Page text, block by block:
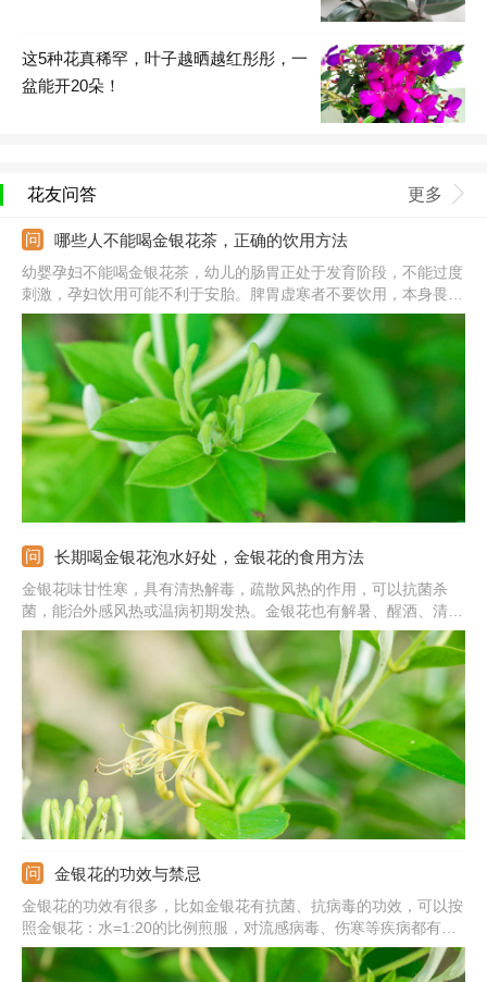
这5种花真稀罕，叶子越晒越红彤彤，一
盆能开20朵！
花友问答 更多
哪些人不能喝金银花茶，正确的饮用方法
幼婴孕妇不能喝金银花茶，幼儿的肠胃正处于发育阶段，不能过度
刺激，孕妇饮用可能不利于安胎。脾胃虚寒者不要饮用，本身畏寒
怕冷，金银花性含寒，饮用会加重寒性。处在经期的女性也不要饮
用，否则可能会引起痛经、月经紊乱等问题。除此之外，患有慢性
肿疡和溃疡症的人和老人都不要饮用。
长期喝金银花泡水好处，金银花的食用方法
金银花味甘性寒，具有清热解毒，疏散风热的作用，可以抗菌杀
菌，能治外感风热或温病初期发热。金银花也有解暑、醒酒、清脑
的作用，能使头脑恢复清醒，祛暑明目。金银花也有降脂减肥、美
容养颜、延缓衰老的作用，可以使人的皮肤变好。金银花所含绿原
酸的生物活性，能促进人体新陈代谢，提高免疫力。
金银花的功效与禁忌
金银花的功效有很多，比如金银花有抗菌、抗病毒的功效，可以按
照金银花：水=1:20的比例煎服，对流感病毒、伤寒等疾病都有明
显的抑制作用。比如金银花可以促进人体内白细胞的吞噬功能，促
进淋巴细胞的转化，从而提高人体的免疫力。比如金银花性寒，还